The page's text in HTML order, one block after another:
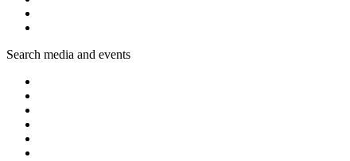
Search media and events